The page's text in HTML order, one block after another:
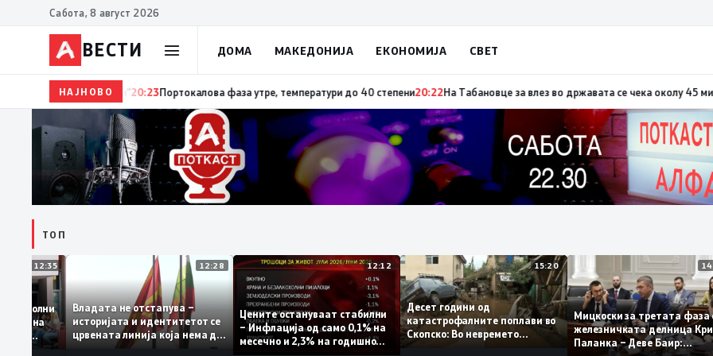
Сабота, 8 август 2026
ВЕСТИ ДОМА МАКЕДОНИЈА ЕКОНОМИЈА СВЕТ
НАЈНОВО
20:24 Сиљановска Давкова на Свечената академија по повод „30 години Општина Вевчани“20:23Портокалова фаза утре,
ТОП
12:35
се задоволни
на
12:28
Владата не отстапува –
историјата и идентитетот се
црвената линија која нема да
се погази
12:12
Цените остануваат стабилни
– Инфлација од само 0,1% на
месечно и 2,3% на годишно
15:20
Десет години од
катастрофалните поплави во
Скопско: Во невремето
Мицкоски за третата
железничката
Паланка – Деве Баир: